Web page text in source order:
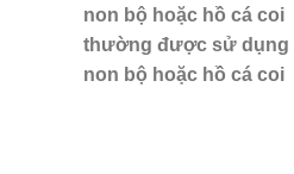
thường được sử dụng
non bộ hoặc hồ cá coi